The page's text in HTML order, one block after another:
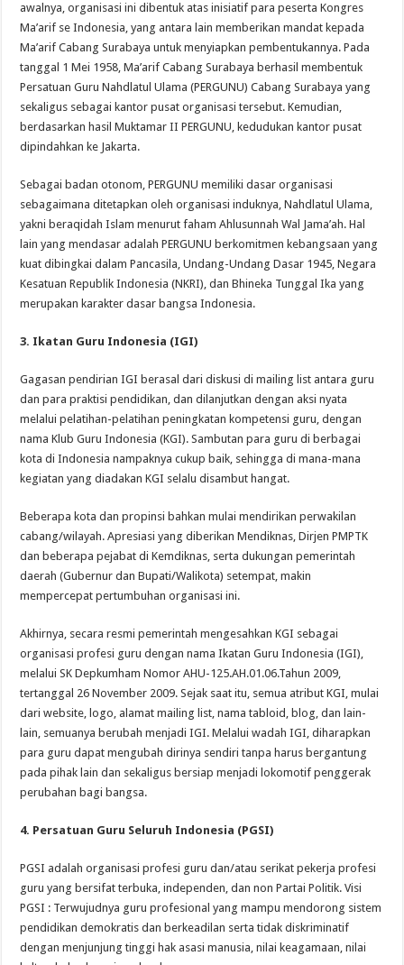
awalnya, organisasi ini dibentuk atas inisiatif para peserta Kongres
Ma’arif se Indonesia, yang antara lain memberikan mandat kepada
Ma’arif Cabang Surabaya untuk menyiapkan pembentukannya. Pada
tanggal 1 Mei 1958, Ma’arif Cabang Surabaya berhasil membentuk
Persatuan Guru Nahdlatul Ulama (PERGUNU) Cabang Surabaya yang
sekaligus sebagai kantor pusat organisasi tersebut. Kemudian,
berdasarkan hasil Muktamar II PERGUNU, kedudukan kantor pusat
dipindahkan ke Jakarta.
Sebagai badan otonom, PERGUNU memiliki dasar organisasi
sebagaimana ditetapkan oleh organisasi induknya, Nahdlatul Ulama,
yakni beraqidah Islam menurut faham Ahlusunnah Wal Jama’ah. Hal
lain yang mendasar adalah PERGUNU berkomitmen kebangsaan yang
kuat dibingkai dalam Pancasila, Undang-Undang Dasar 1945, Negara
Kesatuan Republik Indonesia (NKRI), dan Bhineka Tunggal Ika yang
merupakan karakter dasar bangsa Indonesia.
3. Ikatan Guru Indonesia (IGI)
Gagasan pendirian IGI berasal dari diskusi di mailing list antara guru
dan para praktisi pendidikan, dan dilanjutkan dengan aksi nyata
melalui pelatihan-pelatihan peningkatan kompetensi guru, dengan
nama Klub Guru Indonesia (KGI). Sambutan para guru di berbagai
kota di Indonesia nampaknya cukup baik, sehingga di mana-mana
kegiatan yang diadakan KGI selalu disambut hangat.
Beberapa kota dan propinsi bahkan mulai mendirikan perwakilan
cabang/wilayah. Apresiasi yang diberikan Mendiknas, Dirjen PMPTK
dan beberapa pejabat di Kemdiknas, serta dukungan pemerintah
daerah (Gubernur dan Bupati/Walikota) setempat, makin
mempercepat pertumbuhan organisasi ini.
Akhirnya, secara resmi pemerintah mengesahkan KGI sebagai
organisasi profesi guru dengan nama Ikatan Guru Indonesia (IGI),
melalui SK Depkumham Nomor AHU-125.AH.01.06.Tahun 2009,
tertanggal 26 November 2009. Sejak saat itu, semua atribut KGI, mulai
dari website, logo, alamat mailing list, nama tabloid, blog, dan lain-
lain, semuanya berubah menjadi IGI. Melalui wadah IGI, diharapkan
para guru dapat mengubah dirinya sendiri tanpa harus bergantung
pada pihak lain dan sekaligus bersiap menjadi lokomotif penggerak
perubahan bagi bangsa.
4. Persatuan Guru Seluruh Indonesia (PGSI)
PGSI adalah organisasi profesi guru dan/atau serikat pekerja profesi
guru yang bersifat terbuka, independen, dan non Partai Politik. Visi
PGSI : Terwujudnya guru profesional yang mampu mendorong sistem
pendidikan demokratis dan berkeadilan serta tidak diskriminatif
dengan menjunjung tinggi hak asasi manusia, nilai keagamaan, nilai